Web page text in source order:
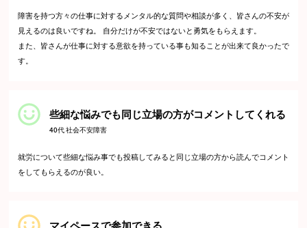
障害を持つ方々の仕事に対するメンタル的な質問や相談が多く、皆さんの不安が
見えるのは良いですね。 自分だけが不安ではないと勇気をもらえます。
また、皆さんが仕事に対する意欲を持っている事も知ることが出来て良かったで
す。
些細な悩みでも同じ立場の方がコメントしてくれる
40代 社会不安障害
就労について些細な悩み事でも投稿してみると同じ立場の方から読んでコメント
をしてもらえるのが良い。
マイペースで参加できる